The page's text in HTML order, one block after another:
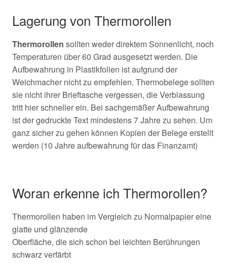
Lagerung von Thermorollen
Thermorollen sollten weder direktem Sonnenlicht, noch
Temperaturen über 60 Grad ausgesetzt werden. Die
Aufbewahrung in Plastikfolien ist aufgrund der
Weichmacher nicht zu empfehlen. Thermobelege sollten
sie nicht ihrer Brieftasche vergessen, die Verblassung
tritt hier schneller ein. Bei sachgemäßer Aufbewahrung
ist der gedruckte Text mindestens 7 Jahre zu sehen. Um
ganz sicher zu gehen können Kopien der Belege erstellt
werden (10 Jahre aufbewahrung für das Finanzamt)
Woran erkenne ich Thermorollen?
Thermorollen haben im Vergleich zu Normalpapier eine
glatte und glänzende
Oberfläche, die sich schon bei leichten Berührungen
schwarz verfärbt